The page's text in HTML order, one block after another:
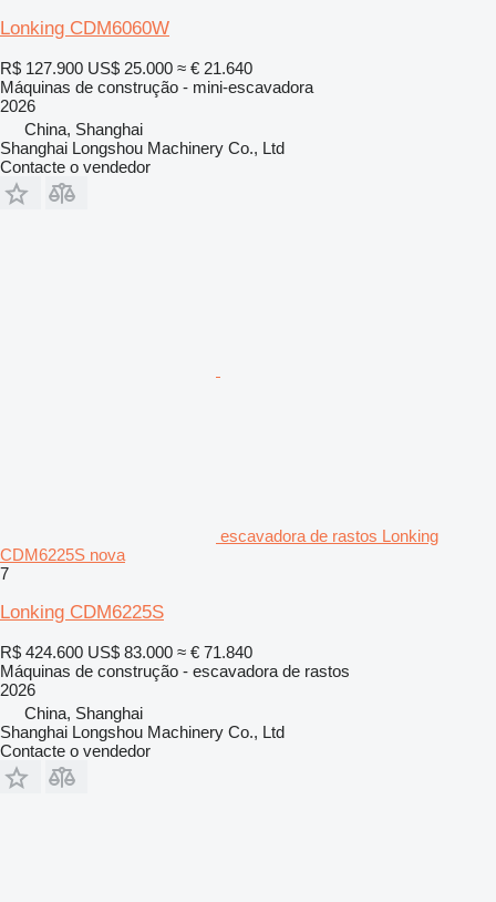
Lonking CDM6060W
R$ 127.900 US$ 25.000 ≈ € 21.640
Máquinas de construção - mini-escavadora
2026
China, Shanghai
Shanghai Longshou Machinery Co., Ltd
Contacte o vendedor
escavadora de rastos Lonking
CDM6225S nova
7
Lonking CDM6225S
R$ 424.600 US$ 83.000 ≈ € 71.840
Máquinas de construção - escavadora de rastos
2026
China, Shanghai
Shanghai Longshou Machinery Co., Ltd
Contacte o vendedor